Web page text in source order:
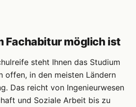
Fachabitur möglich ist
steht Ihnen das Studium
offen, in den meisten Ländern
Das reicht von Ingenieurwesen
und Soziale Arbeit bis zu